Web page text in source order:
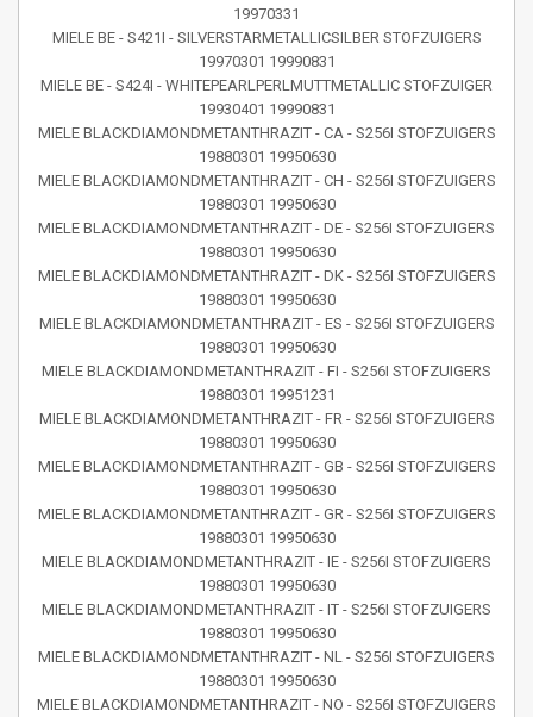
19970331
MIELE BE - S421I - SILVERSTARMETALLICSILBER STOFZUIGERS
19970301 19990831
MIELE BE - S424I - WHITEPEARLPERLMUTTMETALLIC STOFZUIGER
19930401 19990831
MIELE BLACKDIAMONDMETANTHRAZIT - CA - S256I STOFZUIGERS
19880301 19950630
MIELE BLACKDIAMONDMETANTHRAZIT - CH - S256I STOFZUIGERS
19880301 19950630
MIELE BLACKDIAMONDMETANTHRAZIT - DE - S256I STOFZUIGERS
19880301 19950630
MIELE BLACKDIAMONDMETANTHRAZIT - DK - S256I STOFZUIGERS
19880301 19950630
MIELE BLACKDIAMONDMETANTHRAZIT - ES - S256I STOFZUIGERS
19880301 19950630
MIELE BLACKDIAMONDMETANTHRAZIT - FI - S256I STOFZUIGERS
19880301 19951231
MIELE BLACKDIAMONDMETANTHRAZIT - FR - S256I STOFZUIGERS
19880301 19950630
MIELE BLACKDIAMONDMETANTHRAZIT - GB - S256I STOFZUIGERS
19880301 19950630
MIELE BLACKDIAMONDMETANTHRAZIT - GR - S256I STOFZUIGERS
19880301 19950630
MIELE BLACKDIAMONDMETANTHRAZIT - IE - S256I STOFZUIGERS
19880301 19950630
MIELE BLACKDIAMONDMETANTHRAZIT - IT - S256I STOFZUIGERS
19880301 19950630
MIELE BLACKDIAMONDMETANTHRAZIT - NL - S256I STOFZUIGERS
19880301 19950630
MIELE BLACKDIAMONDMETANTHRAZIT - NO - S256I STOFZUIGERS